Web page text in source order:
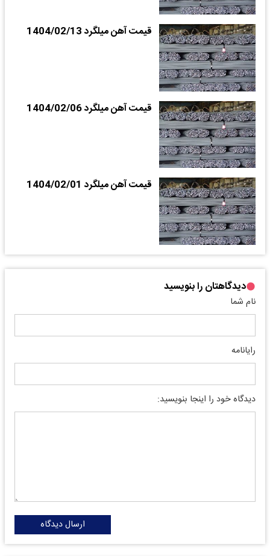
قیمت آهن میلگرد 1404/02/13
قیمت آهن میلگرد 1404/02/06
قیمت آهن میلگرد 1404/02/01
دیدگاهتان را بنویسید
نام شما
رایانامه
دیدگاه خود را اینجا بنویسید:
ارسال دیدگاه